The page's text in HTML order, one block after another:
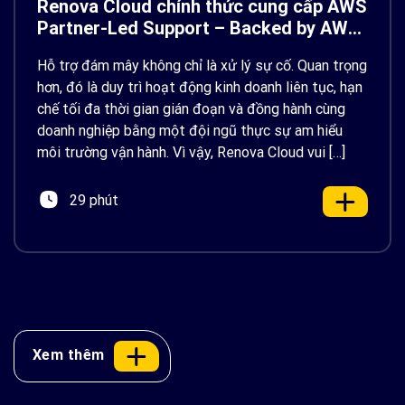
Renova Cloud chính thức cung cấp AWS
Partner-Led Support – Backed by AWS
Hỗ trợ đám mây không chỉ là xử lý sự cố. Quan trọng
hơn, đó là duy trì hoạt động kinh doanh liên tục, hạn
chế tối đa thời gian gián đoạn và đồng hành cùng
doanh nghiệp bằng một đội ngũ thực sự am hiểu
môi trường vận hành. Vì vậy, Renova Cloud vui […]
29 phút
Xem thêm